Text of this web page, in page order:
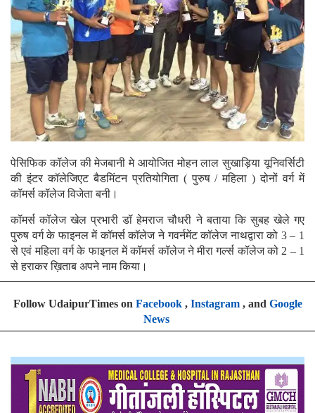
पेसिफिक कॉलेज की मेजबानी मे आयोजित मोहन लाल सुखाड़िया यूनिवर्सिटी
की इंटर कॉलेजिएट बैडमिंटन प्रतियोगिता ( पुरुष / महिला ) दोनों वर्ग में
कॉमर्स कॉलेज विजेता बनी।
कॉमर्स कॉलेज खेल प्रभारी डॉ हेमराज चौधरी ने बताया कि सुबह खेले गए
पुरुष वर्ग के फाइनल में कॉमर्स कॉलेज ने गवर्नमेंट कॉलेज नाथद्वारा को 3 – 1
से एवं महिला वर्ग के फाइनल में कॉमर्स कॉलेज ने मीरा गर्ल्स कॉलेज को 2 – 1
से हराकर ख़िताब अपने नाम किया।
Follow UdaipurTimes on Facebook, Instagram, and Google
News